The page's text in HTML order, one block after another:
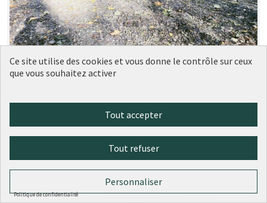
Un banc Parc de la Garde
(5ème)
Soumise au
Ce site utilise des cookies et vous donne le contrôle sur ceux
que vous souhaitez activer
Tout accepter
Tout refuser
Personnaliser
Politique de confidentialité